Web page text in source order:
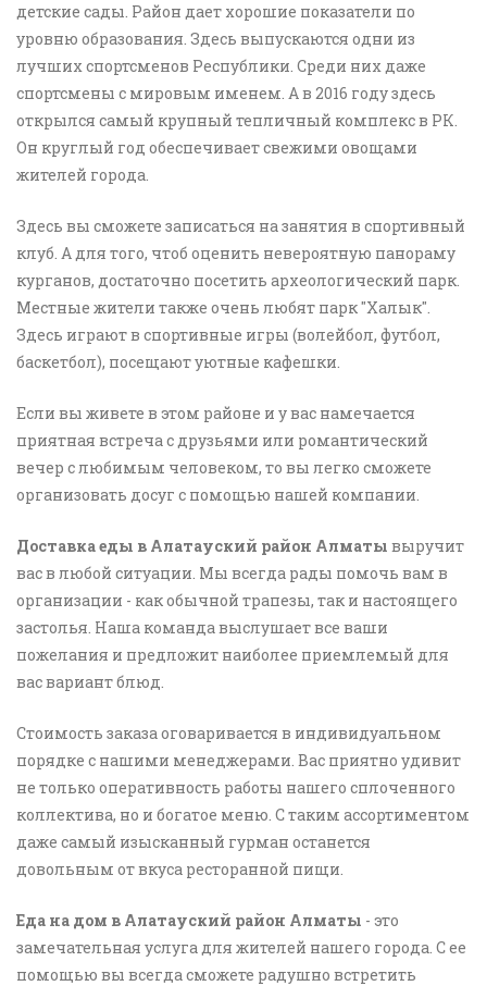
детские сады. Район дает хорошие показатели по
уровню образования. Здесь выпускаются одни из
лучших спортсменов Республики. Среди них даже
спортсмены с мировым именем. А в 2016 году здесь
открылся самый крупный тепличный комплекс в РК.
Он круглый год обеспечивает свежими овощами
жителей города.
Здесь вы сможете записаться на занятия в спортивный
клуб. А для того, чтоб оценить невероятную панораму
курганов, достаточно посетить археологический парк.
Местные жители также очень любят парк "Халык".
Здесь играют в спортивные игры (волейбол, футбол,
баскетбол), посещают уютные кафешки.
Если вы живете в этом районе и у вас намечается
приятная встреча с друзьями или романтический
вечер с любимым человеком, то вы легко сможете
организовать досуг с помощью нашей компании.
Доставка еды в Алатауский район Алматы выручит
вас в любой ситуации. Мы всегда рады помочь вам в
организации - как обычной трапезы, так и настоящего
застолья. Наша команда выслушает все ваши
пожелания и предложит наиболее приемлемый для
вас вариант блюд.
Стоимость заказа оговаривается в индивидуальном
порядке с нашими менеджерами. Вас приятно удивит
не только оперативность работы нашего сплоченного
коллектива, но и богатое меню. С таким ассортиментом
даже самый изысканный гурман останется
довольным от вкуса ресторанной пищи.
Еда на дом в Алатауский район Алматы - это
замечательная услуга для жителей нашего города. С ее
помощью вы всегда сможете радушно встретить